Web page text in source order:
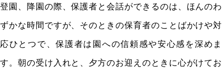
登園、降園の際、保護者と会話ができるのは、ほんのわ
ずかな時間ですが、そのときの保育者のことばかけや対
応ひとつで、保護者は園への信頼感や安心感を深めま
す。朝の受け入れと、夕方のお迎えのときに心がけてお